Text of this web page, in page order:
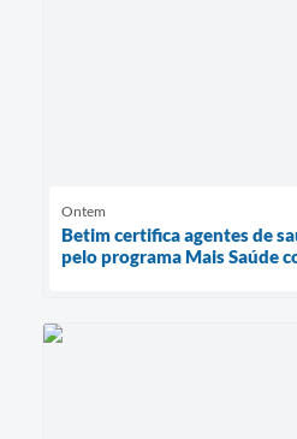
Ontem
Betim certifica agentes de
pelo programa Mais Saúde